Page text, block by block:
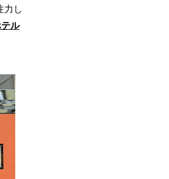
力し
ル